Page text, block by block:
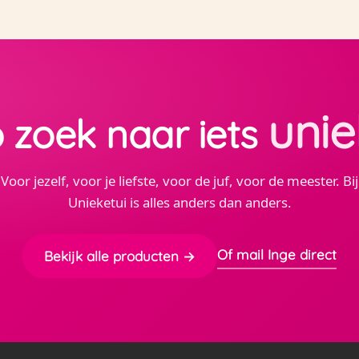
zoek naar iets
Voor jezelf, voor je liefste, voor de juf, voor de meester. Bij
Unieketui is alles anders dan anders.
Bekijk alle producten → Of mail Inge direct